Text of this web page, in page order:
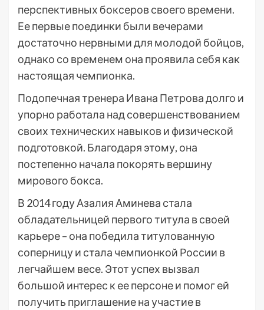
перспективных боксеров своего времени.
Ее первые поединки были вечерами
достаточно нервными для молодой бойцов,
однако со временем она проявила себя как
настоящая чемпионка.
Подопечная тренера Ивана Петрова долго и
упорно работала над совершенствованием
своих технических навыков и физической
подготовкой. Благодаря этому, она
постепенно начала покорять вершину
мирового бокса.
В 2014 году Азалия Аминева стала
обладательницей первого титула в своей
карьере – она победила титулованную
соперницу и стала чемпионкой России в
легчайшем весе. Этот успех вызвал
большой интерес к ее персоне и помог ей
получить приглашение на участие в